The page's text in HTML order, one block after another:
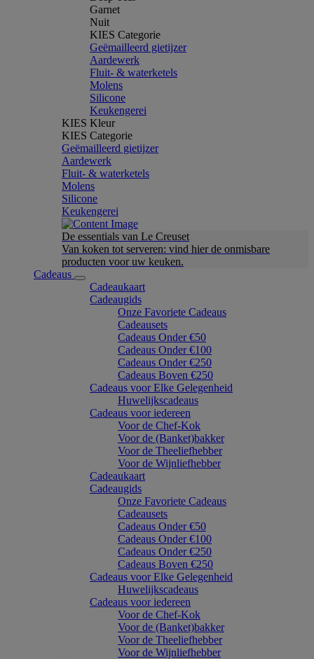
Garnet
Nuit
KIES Categorie
Geëmailleerd gietijzer
Aardewerk
Fluit- & waterketels
Molens
Silicone
Keukengerei
KIES Kleur
KIES Categorie
Geëmailleerd gietijzer
Aardewerk
Fluit- & waterketels
Molens
Silicone
Keukengerei
De essentials van Le Creuset
Van koken tot serveren: vind hier de onmisbare
producten voor uw keuken.
Cadeaus
Cadeaukaart
Cadeaugids
Onze Favoriete Cadeaus
Cadeausets
Cadeaus Onder €50
Cadeaus Onder €100
Cadeaus Onder €250
Cadeaus Boven €250
Cadeaus voor Elke Gelegenheid
Huwelijkscadeaus
Cadeaus voor iedereen
Voor de Chef-Kok
Voor de (Banket)bakker
Voor de Theeliefhebber
Voor de Wijnliefhebber
Cadeaukaart
Cadeaugids
Onze Favoriete Cadeaus
Cadeausets
Cadeaus Onder €50
Cadeaus Onder €100
Cadeaus Onder €250
Cadeaus Boven €250
Cadeaus voor Elke Gelegenheid
Huwelijkscadeaus
Cadeaus voor iedereen
Voor de Chef-Kok
Voor de (Banket)bakker
Voor de Theeliefhebber
Voor de Wijnliefhebber